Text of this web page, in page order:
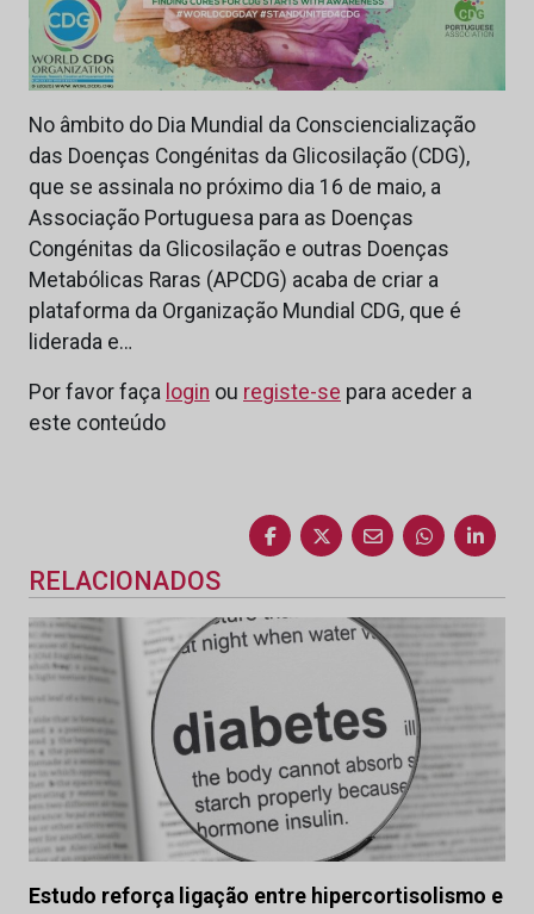
No âmbito do Dia Mundial da Consciencialização
das Doenças Congénitas da Glicosilação (CDG),
que se assinala no próximo dia 16 de maio, a
Associação Portuguesa para as Doenças
Congénitas da Glicosilação e outras Doenças
Metabólicas Raras (APCDG) acaba de criar a
plataforma da Organização Mundial CDG, que é
liderada e…
Por favor faça login ou registe-se para aceder a
este conteúdo
RELACIONADOS
Estudo reforça ligação entre hipercortisolismo e